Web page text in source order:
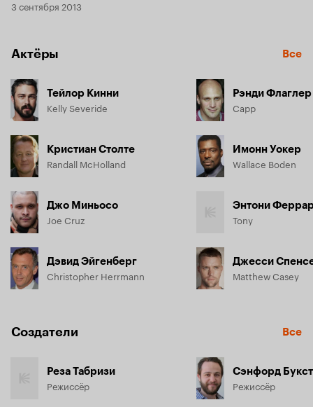
3 сентября 2013
Актёры Все
Тейлор Кинни
Kelly Severide
Кристиан Столте
Randall McHolland
Джо Миньосо
Joe Cruz
Дэвид Эйгенберг
Christopher Herrmann
Рэнди Флаглер
Capp
Имонн Уокер
Wallace Boden
Энтони
Tony
Джесси
Matthew Casey
Создатели Все
Реза Табризи
Режиссёр
Сэнфорд
Режиссёр